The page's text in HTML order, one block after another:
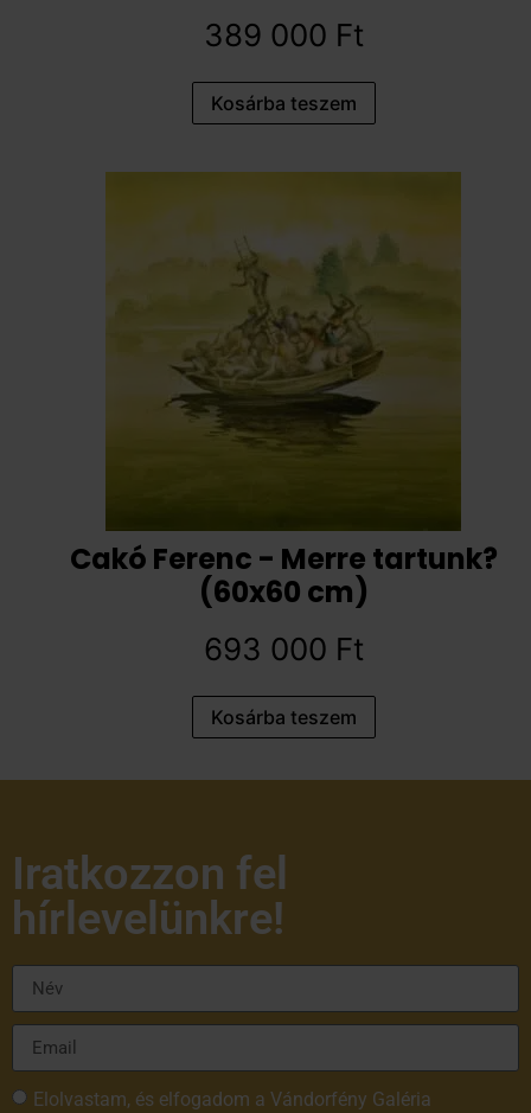
389 000 Ft
Kosárba teszem
Cakó Ferenc - Merre tartunk?
(60x60 cm)
693 000 Ft
Kosárba teszem
Iratkozzon fel
hírlevelünkre!
Elolvastam, és elfogadom a Vándorfény Galéria